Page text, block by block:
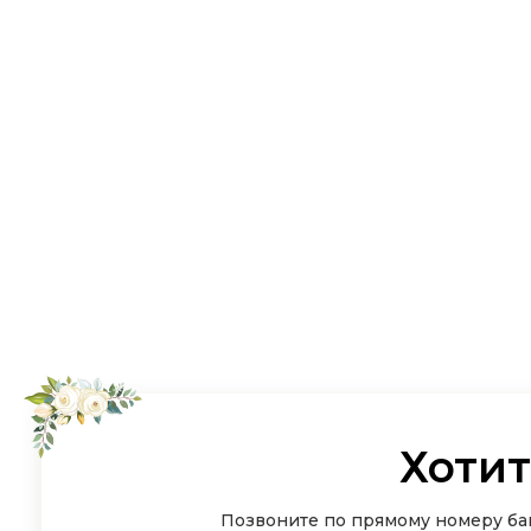
Позвоните по прямому номеру